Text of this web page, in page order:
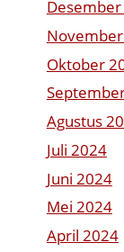
Oktober
Agustus
Juli 2024
Juni 2024
Mei 2024
April 2024